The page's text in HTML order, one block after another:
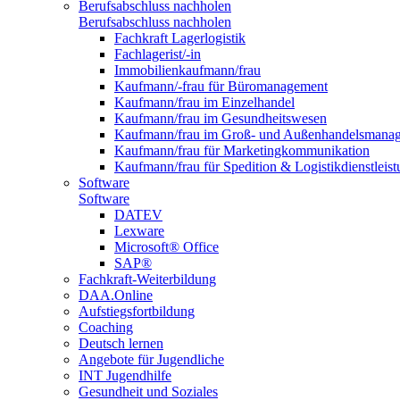
Berufsabschluss nachholen
Berufsabschluss nachholen
Fachkraft Lagerlogistik
Fachlagerist/-in
Immobilienkaufmann/frau
Kaufmann/-frau für Büromanagement
Kaufmann/frau im Einzelhandel
Kaufmann/frau im Gesundheitswesen
Kaufmann/frau im Groß- und
Kaufmann/frau für Marketingkommunikation
Kaufmann/frau für Spedition &
Software
Software
DATEV
Lexware
Microsoft® Office
SAP®
Fachkraft-Weiterbildung
DAA.Online
Aufstiegsfortbildung
Coaching
Deutsch lernen
Angebote für Jugendliche
INT Jugendhilfe
Gesundheit und Soziales